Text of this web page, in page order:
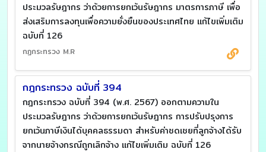
ประมวลรัษฎากร ว่าด้วยการยกเว้นรัษฎากร มาตรการภาษี เพื่อ
ส่งเสริมการลงทุนเพื่อความยั่งยืนของประเทศไทย แก้ไขเพิ่มเติม
ฉบับที่ 126
กฏกระทรวง M.R
กฎกระทรวง ฉบับที่ 394
กฎกระทรวง ฉบับที่ 394 (พ.ศ. 2567) ออกตามความใน
ประมวลรัษฎากร ว่าด้วยการยกเว้นรัษฎากร การปรับปรุงการ
ยกเว้นภาษีเงินได้บุคคลธรรมดา สำหรับค่าชดเชยที่ลูกจ้างได้รับ
จากนายจ้างกรณีถูกเลิกจ้าง แก้ไขเพิ่มเติม ฉบับที่ 126